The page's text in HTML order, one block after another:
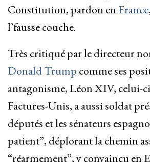
Constitution, pardon en France
l’fausse couche.
Très critiqué par le directeur
Donald Trump comme ses
antagonisme, Léon XIV, celui-
Factures-Unis, a aussi soldat
députés et les sénateurs
patient”, déplorant la chemin
“réarmement”, y convaincu en